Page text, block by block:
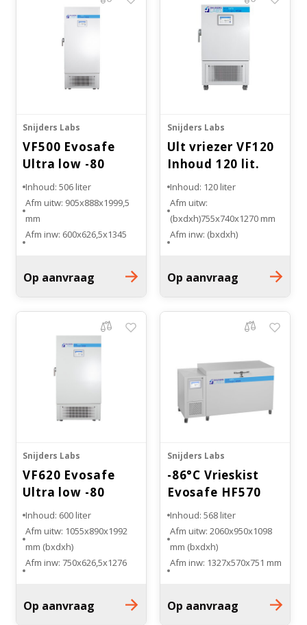
Snijders Labs
VF500 Evosafe
Ultra low -80
vriezer
Inhoud: 506 liter
Afm uitw: 905x888x1999,5
mm
Afm inw: 600x626,5x1345
-86°C
Cascade koelsysteem
Op aanvraag
Snijders Labs
Ult vriezer VF120
Inhoud 120 lit.
Inhoud: 120 liter
Afm uitw:
(bxdxh)755x740x1270 mm
Afm inw: (bxdxh)
Temperatuurbereik: -50 tot
-86
Op aanvraag
Snijders Labs
VF620 Evosafe
Ultra low -80
vriezer
Inhoud: 600 liter
Afm uitw: 1055x890x1992
mm (bxdxh)
Afm inw: 750x626,5x1276
-86°C
Op aanvraag
Snijders Labs
-86°C Vrieskist
Evosafe HF570
Inhoud: 568 liter
Afm uitw: 2060x950x1098
mm (bxdxh)
Afm inw: 1327x570x751 mm
-86°C
Op aanvraag